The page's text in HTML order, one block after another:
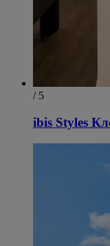
/ 5
ibis Styles